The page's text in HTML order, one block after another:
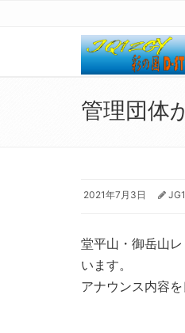
管理団体
2021年7月3日
堂平山・御岳山
います。
アナウンス内容